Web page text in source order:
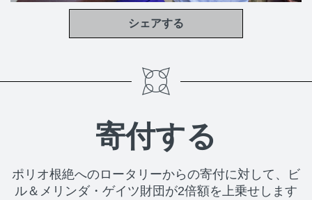
シェアする
寄付する
ポリオ根絶へのロータリーからの寄付に対して、ビ
ル＆メリンダ・ゲイツ財団が2倍額を上乗せします